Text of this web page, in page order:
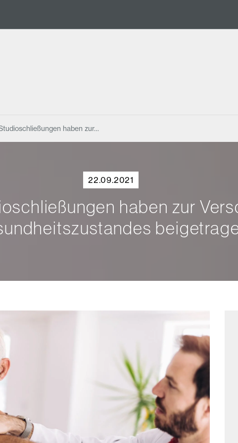
haben zur…
22.09.2021
haben zur